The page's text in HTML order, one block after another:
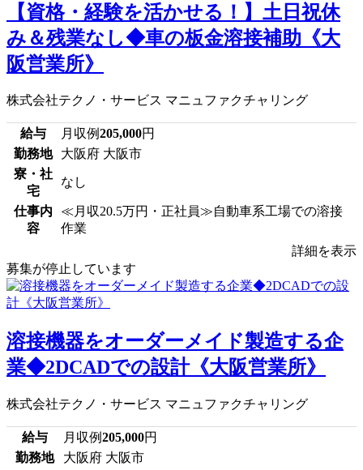
【資格・経験を活かせる！】土日祝休
み＆残業なし◆車の板金溶接補助《大
阪営業所》
株式会社テクノ・サービス マニュファクチャリング
給与 月収例205,000円
勤務地
大阪府 大阪市
寮・社
宅
なし
仕事内
容
≪月収20.5万円・正社員≫自動車系工場での溶接
作業
詳細を表示
募集が停止しています
溶接機器をオーダーメイド製造する企
業◆2DCADでの設計《大阪営業所》
株式会社テクノ・サービス マニュファクチャリング
給与 月収例205,000円
勤務地
大阪府 大阪市